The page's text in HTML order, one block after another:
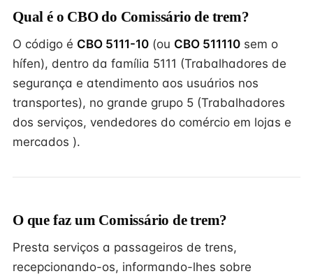
Qual é o CBO do Comissário de trem?
O código é CBO 5111-10 (ou CBO 511110 sem o
hífen), dentro da família 5111 (Trabalhadores de
segurança e atendimento aos usuários nos
transportes), no grande grupo 5 (Trabalhadores
dos serviços, vendedores do comércio em lojas e
mercados ).
O que faz um Comissário de trem?
Presta serviços a passageiros de trens,
recepcionando-os, informando-lhes sobre